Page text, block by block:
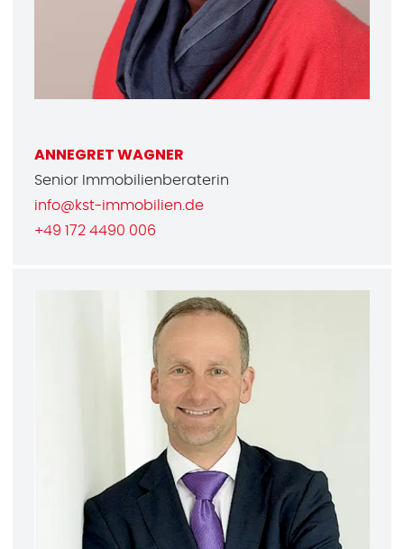
ANNEGRET WAGNER
Senior Immobilienberaterin
info@kst-immobilien.de
+49 172 4490 006